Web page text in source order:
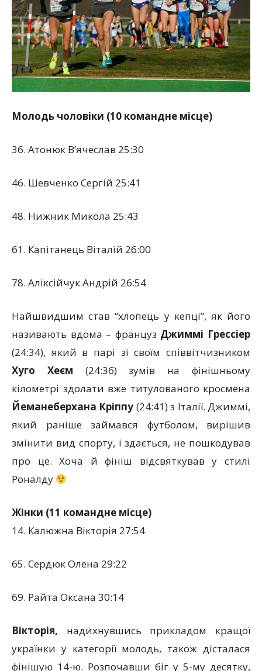
Молодь чоловіки (10 командне місце)
36. Атонюк В’ячеслав 25:30
46. Шевченко Сергій 25:41
48. Нижник Микола 25:43
61. Капітанець Віталій 26:00
78. Аліксійчук Андрій 26:54
Найшвидшим став “хлопець у кепці”, як його
називають вдома – француз Джиммі Грессіер
(24:34), який в парі зі своїм співвітчизником
Хуго Хеєм (24:36) зумів на фінішньому
кілометрі здолати вже титулованого кросмена
Йеманеберхана Кріппу (24:41) з Італії. Джиммі,
який раніше займався футболом, вирішив
змінити вид спорту, і здається, не пошкодував
про це. Хоча й фініш відсвяткував у стилі
Роналду
Жінки (11 командне місце)
14. Калюжна Вікторія 27:54
65. Сердюк Олена 29:22
69. Райта Оксана 30:14
Вікторія, надихнувшись прикладом кращої
українки у категорії молодь, також дісталася
фінішую 14-ю. Розпочавши біг у 5-му десятку,